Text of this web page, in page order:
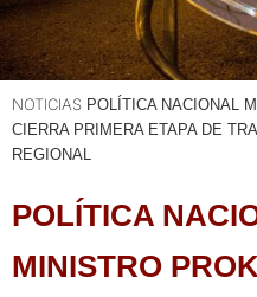
NOTICIAS POLÍTICA NACIONAL
CIERRA PRIMERA ETAPA DE
REGIONAL
POLÍTICA
MINISTRO